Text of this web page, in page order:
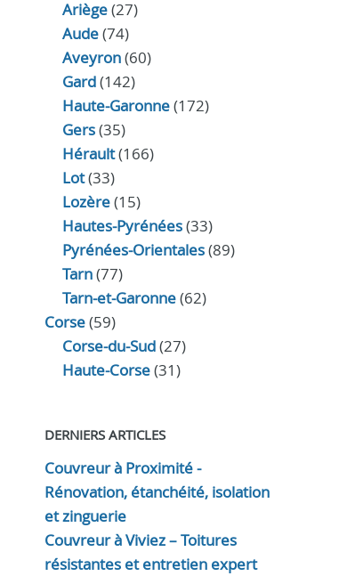
Ariège(27)
Aude(74)
Aveyron(60)
Gard(142)
Haute-Garonne(172)
Gers(35)
Hérault(166)
Lot(33)
Lozère(15)
Hautes-Pyrénées(33)
Pyrénées-Orientales(89)
Tarn(77)
Tarn-et-Garonne(62)
Corse(59)
Corse-du-Sud(27)
Haute-Corse(31)
DERNIERS ARTICLES
Couvreur à Proximité -
Rénovation, étanchéité, isolation
et zinguerie
Couvreur à Viviez – Toitures
résistantes et entretien expert